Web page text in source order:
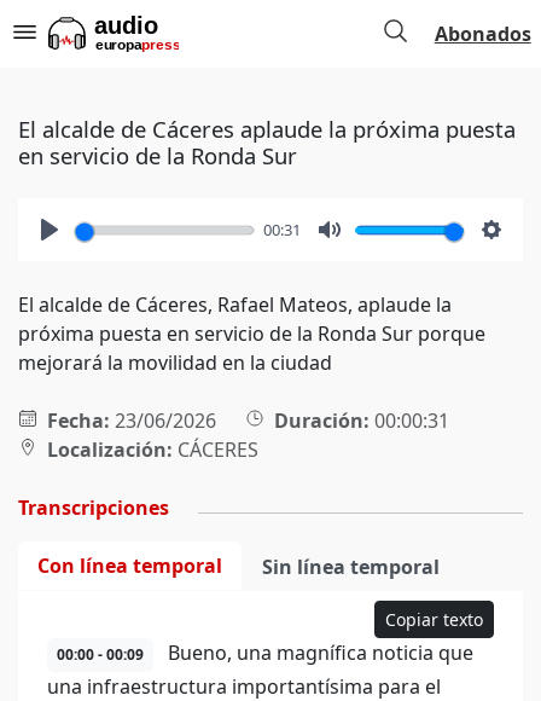
Abonados
El alcalde de Cáceres aplaude la próxima puesta
en servicio de la Ronda Sur
00:31
El alcalde de Cáceres, Rafael Mateos, aplaude la
próxima puesta en servicio de la Ronda Sur porque
mejorará la movilidad en la ciudad
Fecha: 23/06/2026 Duración: 00:00:31
Localización: CÁCERES
Transcripciones
Con línea temporal Sin línea temporal
Copiar texto
00:00 - 00:09
Bueno, una magnífica noticia que
una infraestructura importantísima para el